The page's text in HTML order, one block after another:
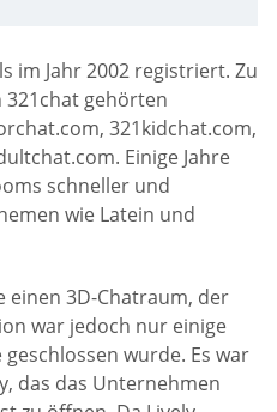
im Jahr 2002 registriert. Zu
gehörten
321kidchat.com,
Einige Jahre
schneller und
wie Latein und
3D-Chatraum, der
war jedoch nur einige
wurde. Es war
das das Unternehmen